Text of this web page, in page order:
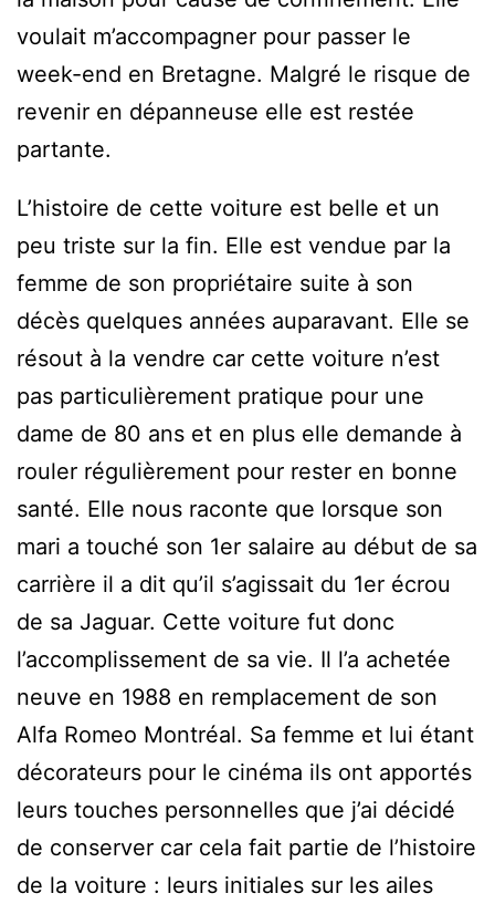
voulait m’accompagner pour passer le
week-end en Bretagne. Malgré le risque de
revenir en dépanneuse elle est restée
partante.
L’histoire de cette voiture est belle et un
peu triste sur la fin. Elle est vendue par la
femme de son propriétaire suite à son
décès quelques années auparavant. Elle se
résout à la vendre car cette voiture n’est
pas particulièrement pratique pour une
dame de 80 ans et en plus elle demande à
rouler régulièrement pour rester en bonne
santé. Elle nous raconte que lorsque son
mari a touché son 1er salaire au début de sa
carrière il a dit qu’il s’agissait du 1er écrou
de sa Jaguar. Cette voiture fut donc
l’accomplissement de sa vie. Il l’a achetée
neuve en 1988 en remplacement de son
Alfa Romeo Montréal. Sa femme et lui étant
décorateurs pour le cinéma ils ont apportés
leurs touches personnelles que j’ai décidé
de conserver car cela fait partie de l’histoire
de la voiture : leurs initiales sur les ailes